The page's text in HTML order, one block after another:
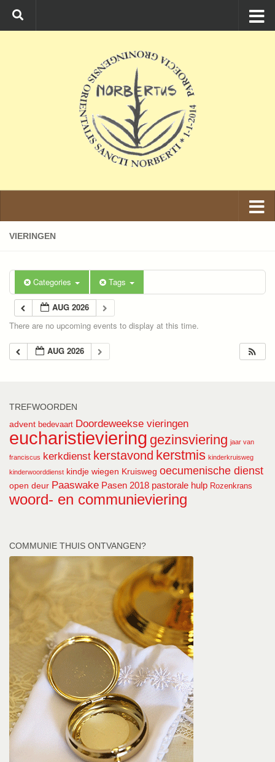
Ga naar de inhoud
VIERINGEN
Categories Tags
AUG 2026
There are no upcoming events to display at this time.
AUG 2026
TREFWOORDEN
advent bedevaart Doordeweekse vieringen
eucharistieviering gezinsviering jaar van
franciscus kerkdienst kerstavond kerstmis kinderkruisweg
kinderwoorddienst kindje wiegen Kruisweg oecumenische dienst
open deur Paaswake Pasen 2018 pastorale hulp Rozenkrans
woord- en communieviering
COMMUNIE THUIS ONTVANGEN?